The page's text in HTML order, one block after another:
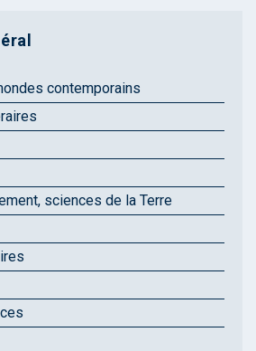
contemporains
sciences de la Terre